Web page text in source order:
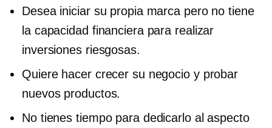
Desea iniciar su propia marca pero no tiene
la capacidad financiera para realizar
inversiones riesgosas.
Quiere hacer crecer su negocio y probar
nuevos productos.
No tienes tiempo para dedicarlo al aspecto